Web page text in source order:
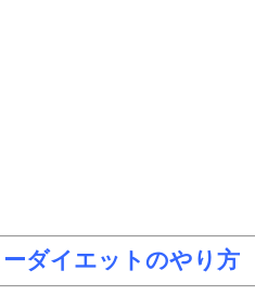
ダイエットのやり方